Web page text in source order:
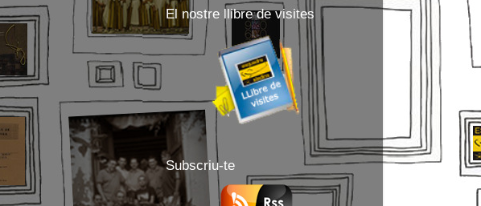
El nostre llibre de visites
Subscriu-te